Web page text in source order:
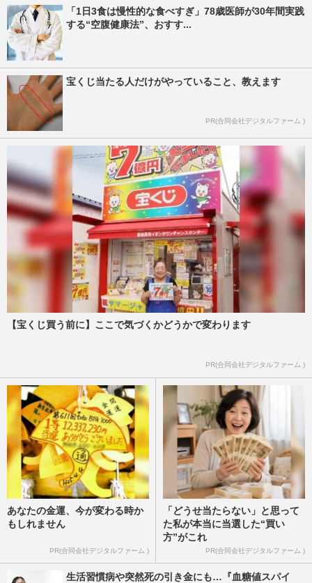
「1日3食は慢性的な食べすぎ」78歳医師が30年間実践
する“空腹健康法”、おすす...
宝くじ当たる人だけがやっていること、教えます
PR(合同会社デジタルファーム )
【宝くじ買う前に】ここで気づくかどうかで変わります
PR(合同会社デジタルファーム )
あなたの金運、今が変わる時か
もしれません
PR(合同会社デジタルファーム )
「どうせ当たらない」と思って
た私が本当に当選した“買い
方”がこれ
PR(合同会社デジタルファーム )
生活習慣病や突然死の引き金にも…『血糖値スパイ